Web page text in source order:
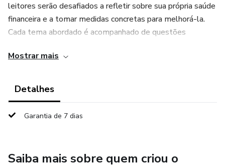
leitores serão desafiados a refletir sobre sua própria saúde
financeira e a tomar medidas concretas para melhorá-la.
Cada tema abordado é acompanhado de questões
relacionamento com o dinheiro e a buscar uma vida de
para alcançar a prosperidade financeira, este ebook é
desejam alinhar seus valores espirituais com suas metas
Mostrar mais
Detalhes
Garantia de 7 dias
Saiba mais sobre quem criou o